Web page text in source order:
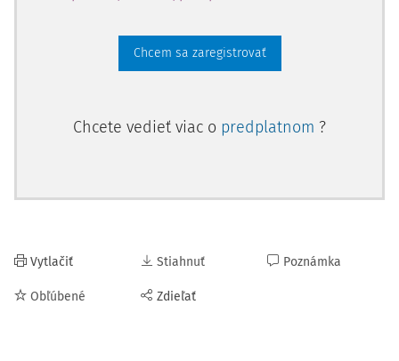
Chcem sa zaregistrovať
Chcete vedieť viac o predplatnom ?
Vytlačiť
Obľúbené
Stiahnuť
Zdieľať
Poznámka